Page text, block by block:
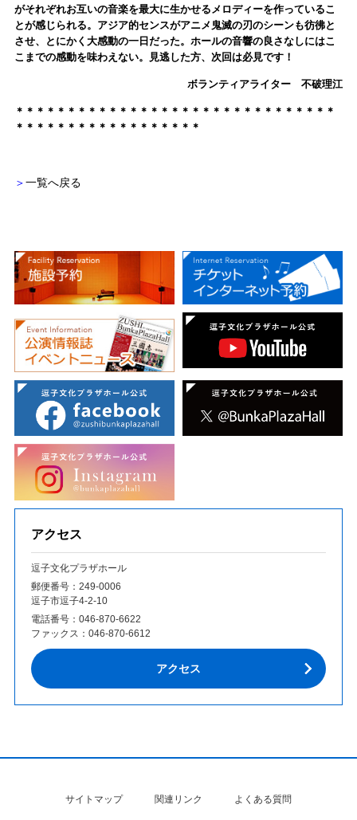
がそれぞれお互いの音楽を最大に生かせるメロディーを作っているこ
とが感じられる。アジア的センスがアニメ鬼滅の刃のシーンも彷彿と
させ、とにかく大感動の一日だった。ホールの音響の良さなしにはこ
こまでの感動を味わえない。見逃した方、次回は必見です！
ボランティアライター 不破理江
＊＊＊＊＊＊＊＊＊＊＊＊＊＊＊＊＊＊＊＊＊＊＊＊＊＊＊＊＊＊＊
＊＊＊＊＊＊＊＊＊＊＊＊＊＊＊＊＊＊
＞一覧へ戻る
アクセス
逗子文化プラザホール
郵便番号：249‐0006
逗子市逗子4-2-10
電話番号： 046-870-6622
ファックス： 046-870-6612
アクセス
サイトマップ 関連リンク よくある質問